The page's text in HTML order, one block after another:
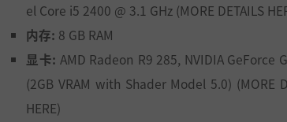
el Core i5 2400 @ 3.1 GHz (MORE DETAILS
内存: 8 GB RAM
显卡: AMD Radeon R9 285, NVIDIA GeForce
(2GB VRAM with Shader Model 5.0) (MORE
HERE)